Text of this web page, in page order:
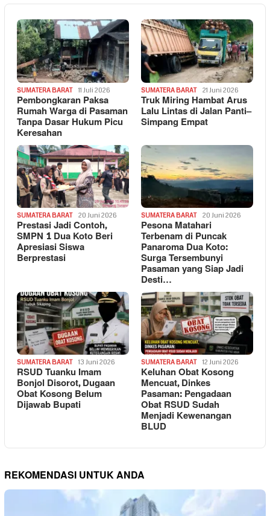
SUMATERA BARAT 11 Juli 2026
Pembongkaran Paksa
Rumah Warga di Pasaman
Tanpa Dasar Hukum Picu
Keresahan
SUMATERA BARAT 21 Juni 2026
Truk Miring Hambat Arus
Lalu Lintas di Jalan Panti–
Simpang Empat
SUMATERA BARAT 20 Juni 2026
Prestasi Jadi Contoh,
SMPN 1 Dua Koto Beri
Apresiasi Siswa
Berprestasi
SUMATERA BARAT 20 Juni 2026
Pesona Matahari
Terbenam di Puncak
Panaroma Dua Koto:
Surga Tersembunyi
Pasaman yang Siap Jadi
Desti…
SUMATERA BARAT 13 Juni 2026
RSUD Tuanku Imam
Bonjol Disorot, Dugaan
Obat Kosong Belum
Dijawab Bupati
SUMATERA BARAT 12 Juni 2026
Keluhan Obat Kosong
Mencuat, Dinkes
Pasaman: Pengadaan
Obat RSUD Sudah
Menjadi Kewenangan
BLUD
REKOMENDASI UNTUK ANDA